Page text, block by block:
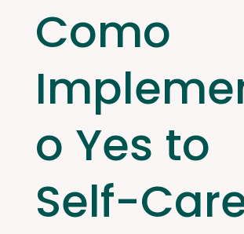
Como
o Yes to
Self-